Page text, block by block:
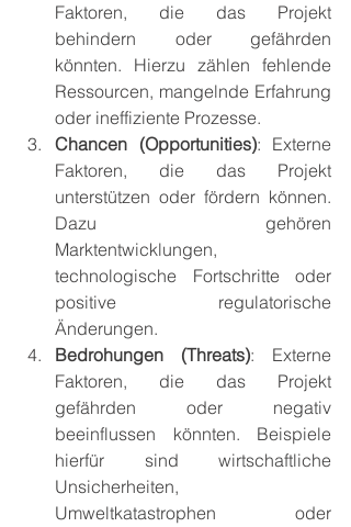
Faktoren, die das Projekt
behindern oder gefährden
könnten. Hierzu zählen fehlende
Ressourcen, mangelnde Erfahrung
oder ineffiziente Prozesse.
Chancen (Opportunities): Externe
Faktoren, die das Projekt
unterstützen oder fördern können.
Dazu gehören
Marktentwicklungen,
technologische Fortschritte oder
positive regulatorische
Änderungen.
Bedrohungen (Threats): Externe
Faktoren, die das Projekt
gefährden oder negativ
beeinflussen könnten. Beispiele
hierfür sind wirtschaftliche
Unsicherheiten,
Umweltkatastrophen oder